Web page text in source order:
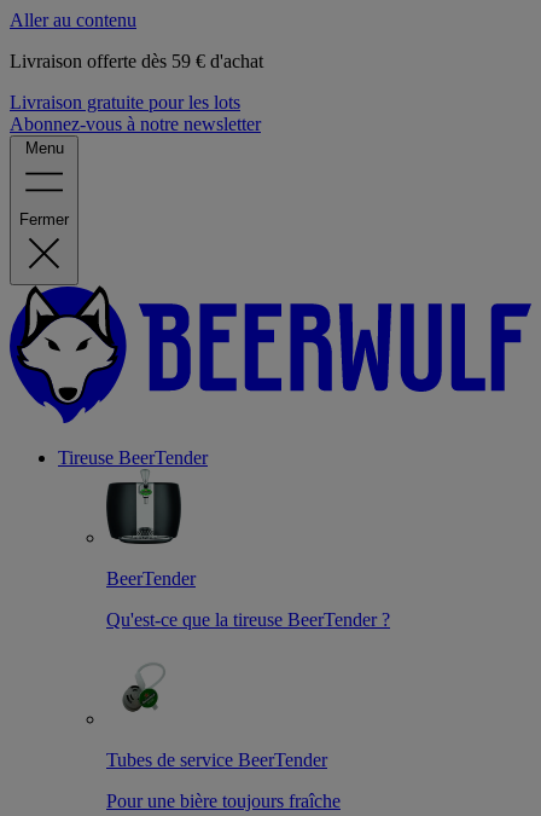
Aller au contenu
Livraison offerte dès 59 € d'achat
Livraison gratuite pour les lots
Abonnez-vous à notre newsletter
Menu
Fermer
Tireuse BeerTender
BeerTender
Qu'est-ce que la tireuse BeerTender ?
Tubes de service BeerTender
Pour une bière toujours fraîche